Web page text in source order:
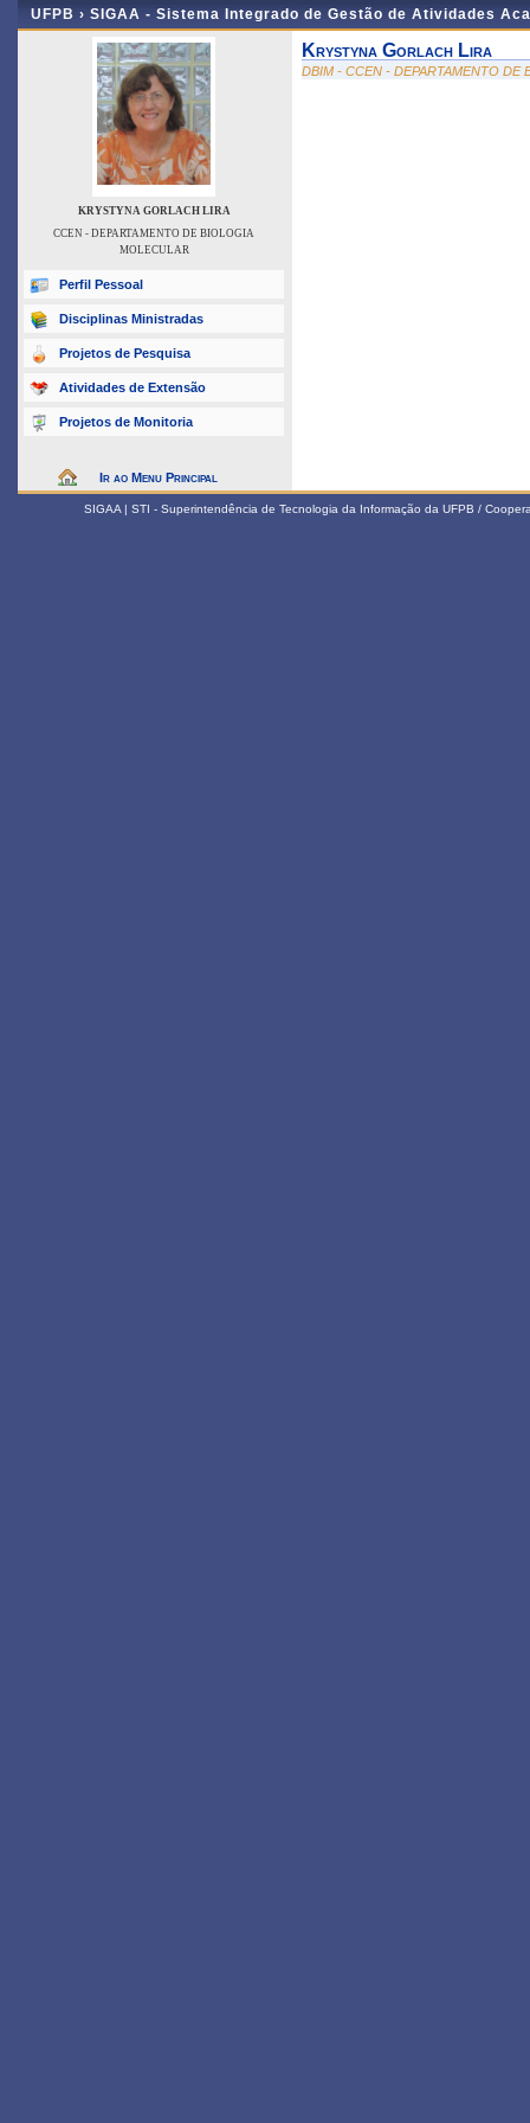
UFPB › SIGAA - Sistema Integrado de Gestão de Atividades
KRYSTYNA GORLACH LIRA
CCEN - DEPARTAMENTO DE BIOLOGIA
MOLECULAR
Perfil Pessoal
Disciplinas Ministradas
Projetos de Pesquisa
Atividades de Extensão
Projetos de Monitoria
Ir ao Menu Principal
Krystyna Gorlach Lira
DBIM - CCEN - DEPARTAMENTO DE
SIGAA | STI - Superintendência de Tecnologia da Informação da UFPB /